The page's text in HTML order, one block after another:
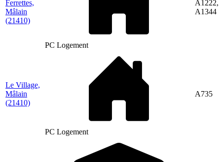
Ferrettes,
Mâlain
(21410)
PC Logement
A1222,
A1344
Le Village,
Mâlain
(21410)
PC Logement
A735